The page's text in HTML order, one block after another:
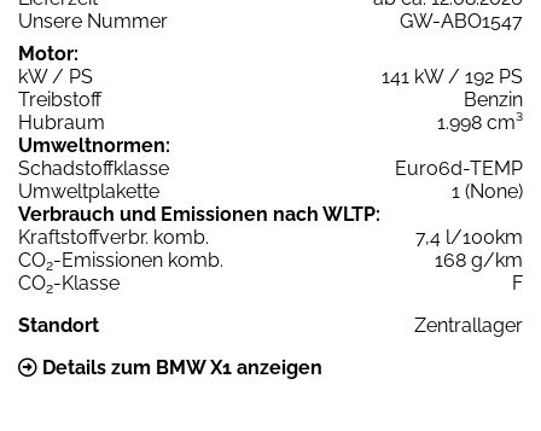
Unsere Nummer
GW-ABO1547
Motor:
kW / PS
141 kW / 192 PS
Treibstoff
Benzin
Hubraum
1.998 cm³
Umweltnormen:
Schadstoffklasse
Euro6d-TEMP
Umweltplakette
1 (None)
Verbrauch und Emissionen nach WLTP:
Kraftstoffverbr. komb.
7,4 l/100km
CO2-Emissionen komb.
168 g/km
CO2-Klasse
F
Standort
Zentrallager
Details zum BMW X1 anzeigen